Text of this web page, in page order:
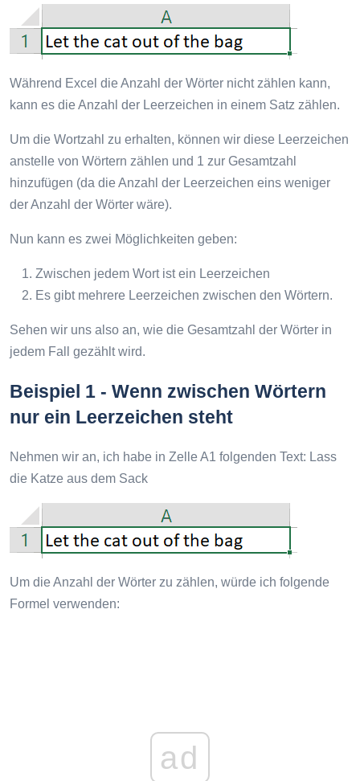
Während Excel die Anzahl der Wörter nicht zählen kann,
kann es die Anzahl der Leerzeichen in einem Satz zählen.
Um die Wortzahl zu erhalten, können wir diese Leerzeichen
anstelle von Wörtern zählen und 1 zur Gesamtzahl
hinzufügen (da die Anzahl der Leerzeichen eins weniger
der Anzahl der Wörter wäre).
Nun kann es zwei Möglichkeiten geben:
Zwischen jedem Wort ist ein Leerzeichen
Es gibt mehrere Leerzeichen zwischen den Wörtern.
Sehen wir uns also an, wie die Gesamtzahl der Wörter in
jedem Fall gezählt wird.
Beispiel 1 - Wenn zwischen Wörtern
nur ein Leerzeichen steht
Nehmen wir an, ich habe in Zelle A1 folgenden Text: Lass
die Katze aus dem Sack
Um die Anzahl der Wörter zu zählen, würde ich folgende
Formel verwenden:
ad